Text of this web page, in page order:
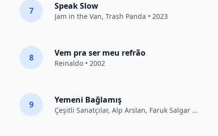
7 Speak Slow
Jam in the Van, Trash Panda • 2023
8 Vem pra ser meu refrão
Reinaldo • 2002
9 Yemeni Bağlamış
Çeşitli Sanatçılar, Alp Arslan, Faruk Salgar • 2012